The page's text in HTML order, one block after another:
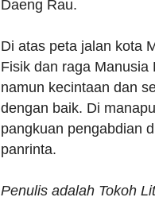
Daeng Rau.
Di atas peta jalan kota
Fisik dan raga
namun kecintaan dan
dengan baik. Di
pangkuan pengabdian
panrinta.
Penulis adalah Tokoh